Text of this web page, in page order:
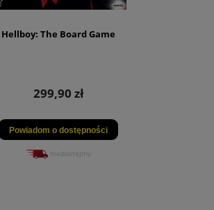
Hellboy: The Board Game
299,90 zł
Powiadom o dostępności
niedostępny